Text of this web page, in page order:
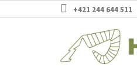
na
+421 244 644 511